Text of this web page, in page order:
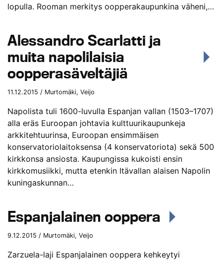
lopulla. Rooman merkitys oopperakaupunkina väheni,…
Alessandro Scarlatti ja
muita napolilaisia
oopperasäveltäjiä
11.12.2015 / Murtomäki, Veijo
Napolista tuli 1600-luvulla Espanjan vallan (1503–1707)
alla eräs Euroopan johtavia kulttuurikaupunkeja
arkkitehtuurinsa, Euroopan ensimmäisen
konservatoriolaitoksensa (4 konservatoriota) sekä 500
kirkkonsa ansiosta. Kaupungissa kukoisti ensin
kirkkomusiikki, mutta etenkin Itävallan alaisen Napolin
kuningaskunnan…
Espanjalainen ooppera
9.12.2015 / Murtomäki, Veijo
Zarzuela-laji Espanjalainen ooppera kehkeytyi